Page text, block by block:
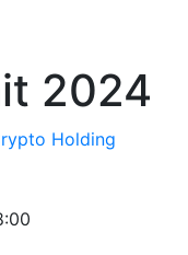
2024
Holding